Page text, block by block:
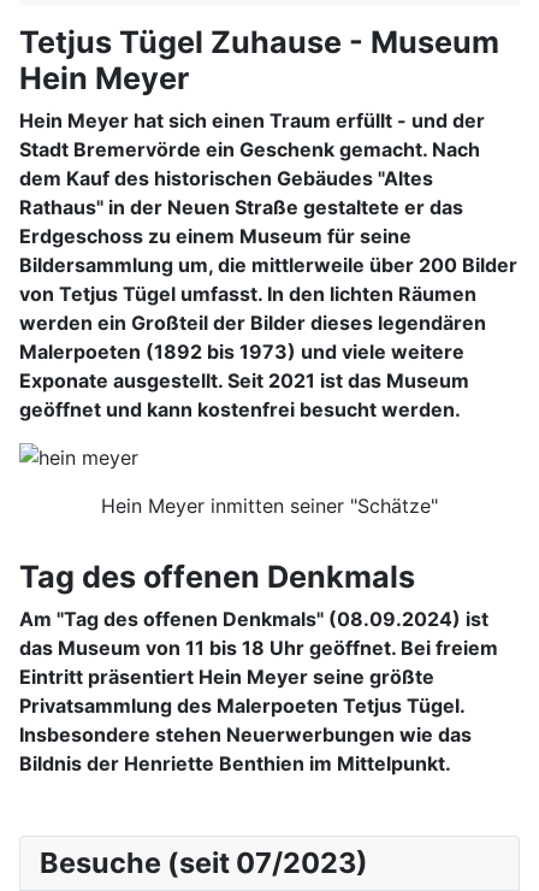
Besuche (seit 07/2023)
Tetjus Tügel Zuhause - Museum
Hein Meyer
Hein Meyer hat sich einen Traum erfüllt - und der
Stadt Bremervörde ein Geschenk gemacht. Nach
dem Kauf des historischen Gebäudes "Altes
Rathaus" in der Neuen Straße gestaltete er das
Erdgeschoss zu einem Museum für seine
Bildersammlung um, die mittlerweile über 200 Bilder
von Tetjus Tügel umfasst. In den lichten Räumen
werden ein Großteil der Bilder dieses legendären
Malerpoeten (1892 bis 1973) und viele weitere
Exponate ausgestellt. Seit 2021 ist das Museum
geöffnet und kann kostenfrei besucht werden.
Hein Meyer inmitten seiner "Schätze"
Tag des offenen Denkmals
Am "Tag des offenen Denkmals" (08.09.2024) ist
das Museum von 11 bis 18 Uhr geöffnet. Bei freiem
Eintritt präsentiert Hein Meyer seine größte
Privatsammlung des Malerpoeten Tetjus Tügel.
Insbesondere stehen Neuerwerbungen wie das
Bildnis der Henriette Benthien im Mittelpunkt.